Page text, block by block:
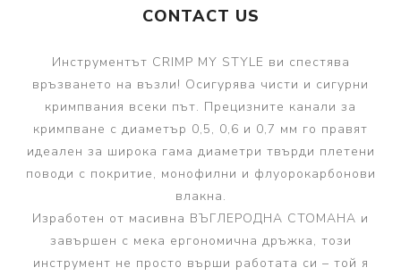
CONTACT US
Инструментът CRIMP MY STYLE ви спестява
връзването на възли! Осигурява чисти и сигурни
кримпвания всеки път. Прецизните канали за
кримпване с диаметър 0,5, 0,6 и 0,7 мм го правят
идеален за широка гама диаметри твърди плетени
поводи с покритие, монофилни и флуорокарбонови
влакна.
Изработен от масивна ВЪГЛЕРОДНА СТОМАНА и
завършен с мека ергономична дръжка, този
инструмент не просто върши работата си – той я